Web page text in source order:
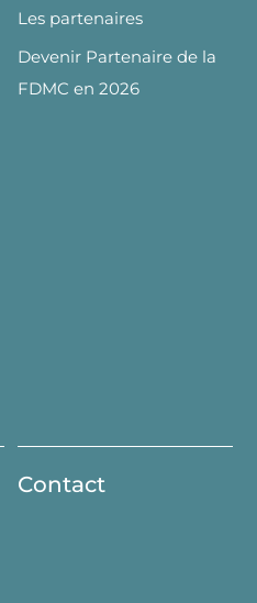
Les partenaires
Devenir Partenaire de la
FDMC en 2026
Contact